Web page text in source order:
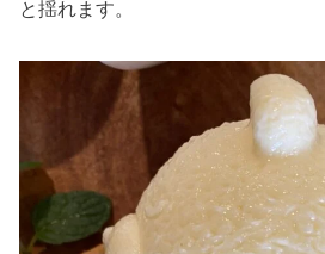
と揺れます。